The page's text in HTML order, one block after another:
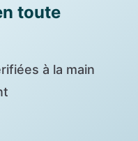
toute
à la main